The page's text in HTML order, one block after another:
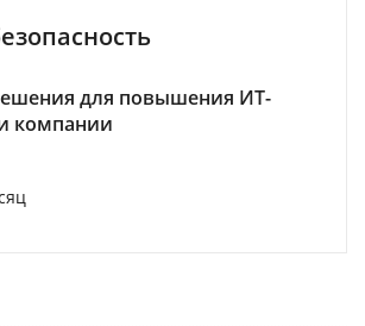
для повышения ИТ-
компании